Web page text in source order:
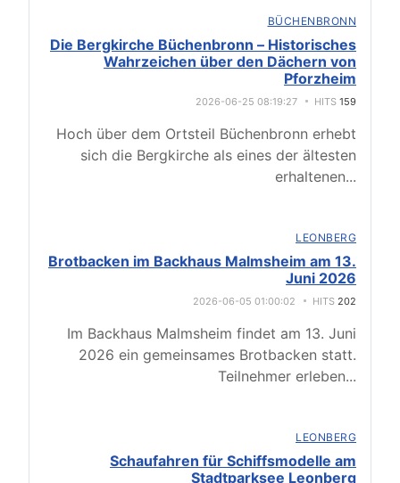
BÜCHENBRONN
Die Bergkirche Büchenbronn – Historisches
Wahrzeichen über den Dächern von
Pforzheim
2026-06-25 08:19:27 HITS 159
Hoch über dem Ortsteil Büchenbronn erhebt
sich die Bergkirche als eines der ältesten
erhaltenen...
LEONBERG
Brotbacken im Backhaus Malmsheim am 13.
Juni 2026
2026-06-05 01:00:02 HITS 202
Im Backhaus Malmsheim findet am 13. Juni
2026 ein gemeinsames Brotbacken statt.
Teilnehmer erleben...
LEONBERG
Schaufahren für Schiffsmodelle am
Stadtparksee Leonberg